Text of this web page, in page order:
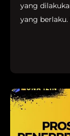
yang
yang berlaku.